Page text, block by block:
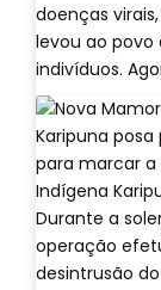
doenças
levou ao povo
indivíduos.